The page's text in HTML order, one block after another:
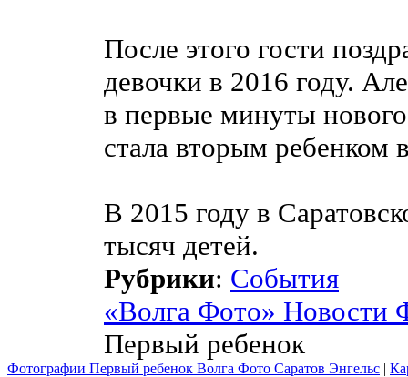
После этого гости
девочки в 2016 году.
в первые минуты
стала вторым ребенком
В 2015 году в
тысяч детей.
Рубрики: События
«Волга Фото» Новости
Первый ребенок
Фотографии Первый ребенок Волга Фото Саратов Энгельс |